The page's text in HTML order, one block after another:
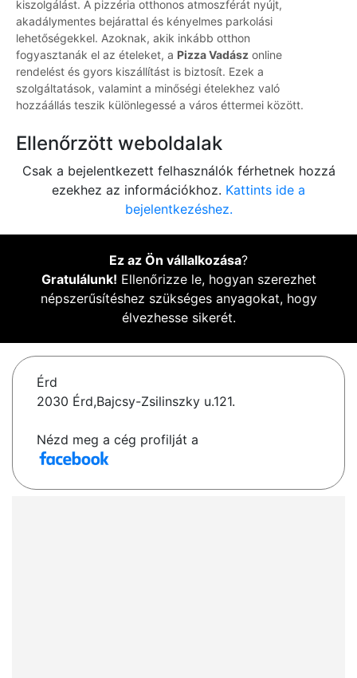
kiszolgálást. A pizzéria otthonos atmoszférát nyújt,
akadálymentes bejárattal és kényelmes parkolási
lehetőségekkel. Azoknak, akik inkább otthon
fogyasztanák el az ételeket, a Pizza Vadász online
rendelést és gyors kiszállítást is biztosít. Ezek a
szolgáltatások, valamint a minőségi ételekhez való
hozzáállás teszik különlegessé a város éttermei között.
Ellenőrzött weboldalak
Csak a bejelentkezett felhasználók férhetnek hozzá
ezekhez az információkhoz. Kattints ide a
bejelentkezéshez.
Ez az Ön vállalkozása?
Gratulálunk! Ellenőrizze le, hogyan szerezhet
népszerűsítéshez szükséges anyagokat, hogy
élvezhesse sikerét.
Érd
2030 Érd,Bajcsy-Zsilinszky u.121.
Nézd meg a cég profilját a